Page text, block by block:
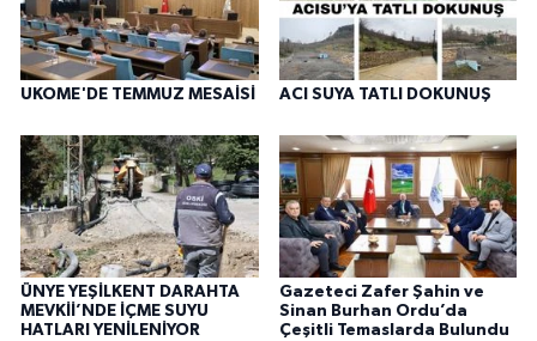
UKOME'DE TEMMUZ MESAİSİ ACI SUYA TATLI DOKUNUŞ
ÜNYE YEŞİLKENT DARAHTA
MEVKİİ’NDE İÇME SUYU
HATLARI YENİLENİYOR
Gazeteci Zafer Şahin ve
Sinan Burhan Ordu’da
Çeşitli Temaslarda Bulundu